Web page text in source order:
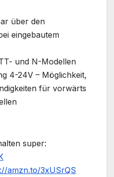
über den
eingebautem
und N-Modellen
4-24V – Möglichkeit,
für vorwärts
super:
amzn.to/3xUSrQS